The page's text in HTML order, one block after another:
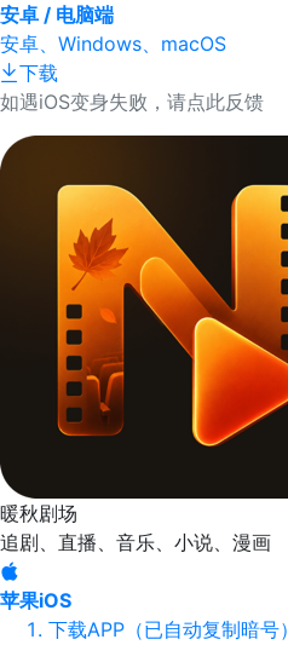
安卓 / 电脑端
安卓、Windows、macOS
下载
如遇iOS变身失败，请点此反馈
暖秋剧场
追剧、直播、音乐、小说、漫画
苹果iOS
下载APP（已自动复制暗号）